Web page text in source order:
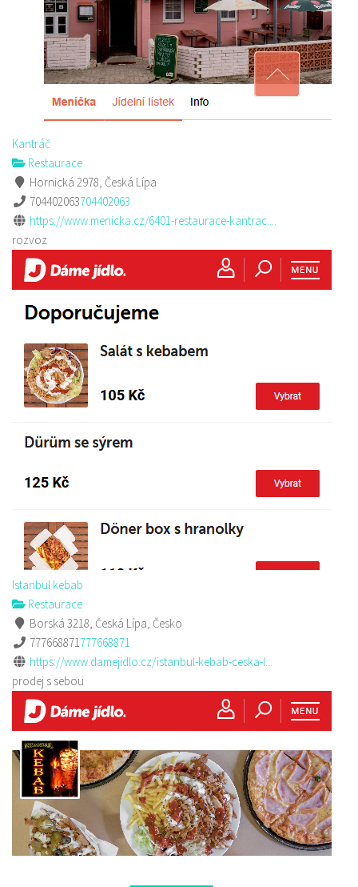
Kantráč
Restaurace
Hornická 2978, Česká Lípa
704402063704402063
https://www.menicka.cz/6401-restaurace-kantrac....
rozvoz
Istanbul kebab
Restaurace
Borská 3218, Česká Lípa, Česko
777668871777668871
https://www.damejidlo.cz/istanbul-kebab-ceska-l...
prodej s sebou